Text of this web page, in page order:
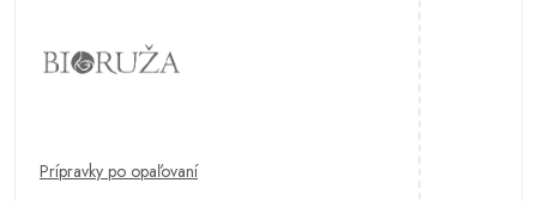
Prípravky po opaľovaní